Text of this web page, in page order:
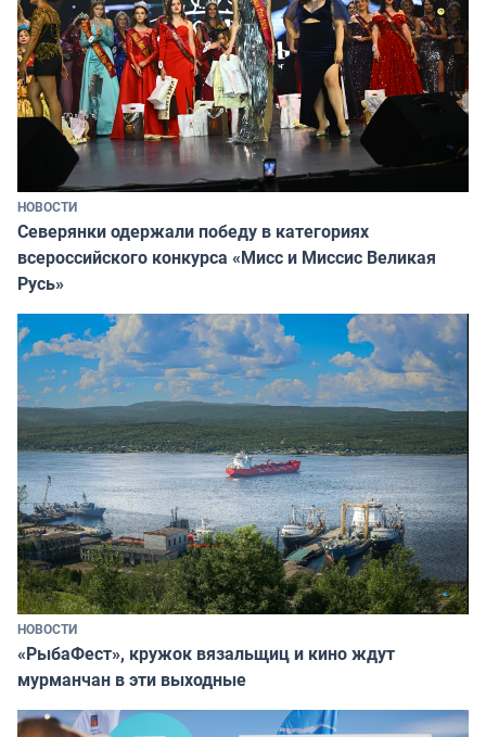
НОВОСТИ
Северянки одержали победу в категориях
всероссийского конкурса «Мисс и Миссис Великая
Русь»
НОВОСТИ
«РыбаФест», кружок вязальщиц и кино ждут
мурманчан в эти выходные